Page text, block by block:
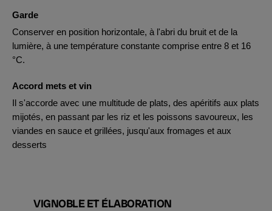
Garde
Conserver en position horizontale, à l'abri du bruit et de la
lumière, à une température constante comprise entre 8 et 16
°C.
Accord mets et vin
Il s'accorde avec une multitude de plats, des apéritifs aux plats
mijotés, en passant par les riz et les poissons savoureux, les
viandes en sauce et grillées, jusqu'aux fromages et aux
desserts
VIGNOBLE ET ÉLABORATION